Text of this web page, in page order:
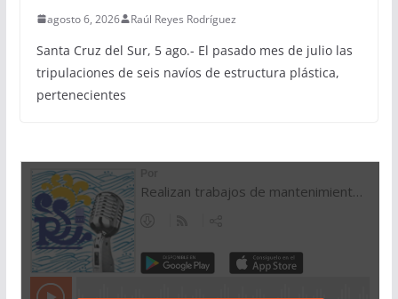
agosto 6, 2026 Raúl Reyes Rodríguez
Santa Cruz del Sur, 5 ago.- El pasado mes de julio las
tripulaciones de seis navíos de estructura plástica,
pertenecientes